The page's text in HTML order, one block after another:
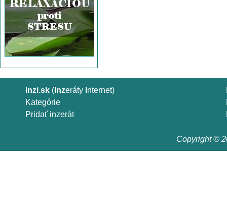
Inzi.sk ( Inzeráty nternet)
Kategórie
Pridať inzerát
Copyright ©